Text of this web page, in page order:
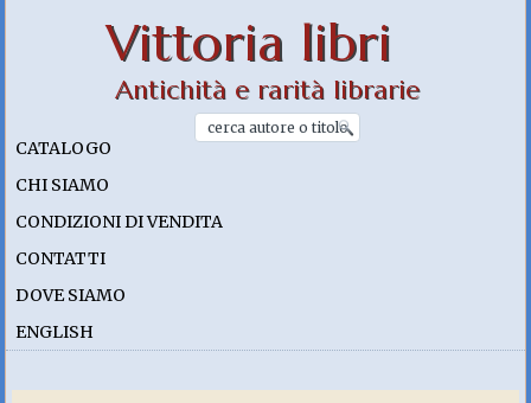
Vittoria libri
Antichità e rarità librarie
CATALOGO
CHI SIAMO
CONDIZIONI DI VENDITA
CONTATTI
DOVE SIAMO
ENGLISH